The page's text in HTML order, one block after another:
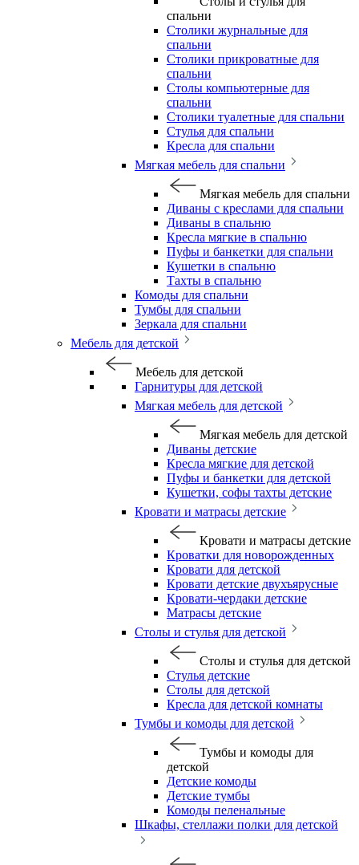
спальни
Столики журнальные для
спальни
Столики прикроватные для
спальни
Столы компьютерные для
спальни
Столики туалетные для спальни
Стулья для спальни
Кресла для спальни
Мягкая мебель для спальни
Мягкая мебель для спальни
Диваны с креслами для спальни
Диваны в спальню
Кресла мягкие в спальню
Пуфы и банкетки для спальни
Кушетки в спальню
Тахты в спальню
Комоды для спальни
Тумбы для спальни
Зеркала для спальни
Мебель для детской
Мебель для детской
Гарнитуры для детской
Мягкая мебель для детской
Мягкая мебель для детской
Диваны детские
Кресла мягкие для детской
Пуфы и банкетки для детской
Кушетки, софы тахты детские
Кровати и матрасы детские
Кровати и матрасы детские
Кроватки для новорожденных
Кровати для детской
Кровати детские двухъярусные
Кровати-чердаки детские
Матрасы детские
Столы и стулья для детской
Столы и стулья для детской
Стулья детские
Столы для детской
Кресла для детской комнаты
Тумбы и комоды для детской
Тумбы и комоды для
детской
Детские комоды
Детские тумбы
Комоды пеленальные
Шкафы, стеллажи полки для детской